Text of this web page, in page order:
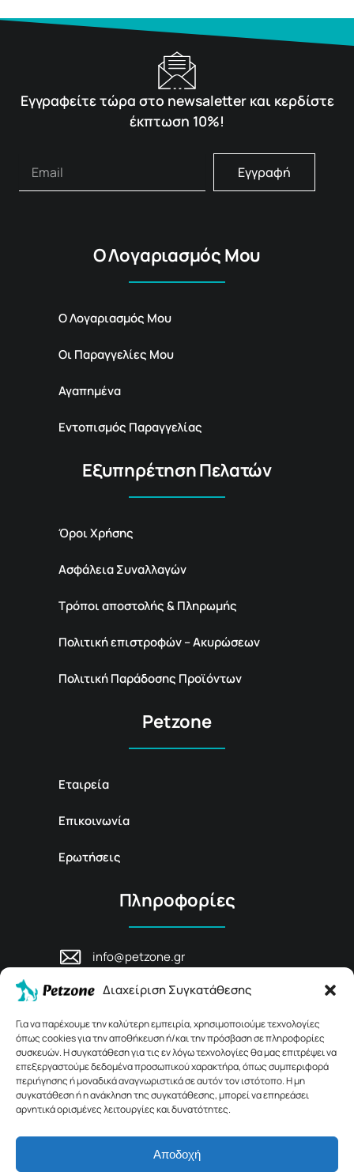
Διαχείριση Συγκατάθεσης
Για να παρέχουμε την καλύτερη εμπειρία, χρησιμοποιούμε τεχνολογίες
όπως cookies για την αποθήκευση ή/και την πρόσβαση σε πληροφορίες
συσκευών. Η συγκατάθεση για τις εν λόγω τεχνολογίες θα μας επιτρέψει να
επεξεργαστούμε δεδομένα προσωπικού χαρακτήρα, όπως συμπεριφορά
περιήγησης ή μοναδικά αναγνωριστικά σε αυτόν τον ιστότοπο. Η μη
συγκατάθεση ή η ανάκληση της συγκατάθεσης, μπορεί να επηρεάσει
αρνητικά ορισμένες λειτουργίες και δυνατότητες.
Αποδοχή
Εγγραφείτε τώρα στο newsaletter και κερδίστε
έκπτωση 10%!
Εγγραφή
Ο Λογαριασμός Μου
Ο Λογαριασμός Μου
Οι Παραγγελίες Μου
Αγαπημένα
Εντοπισμός Παραγγελίας
Εξυπηρέτηση Πελατών
Όροι Χρήσης
Ασφάλεια Συναλλαγών
Τρόποι αποστολής & Πληρωμής
Πολιτική επιστροφών – Ακυρώσεων
Πολιτική Παράδοσης Προϊόντων
Petzone
Εταιρεία
Επικοινωνία
Ερωτήσεις
Πληροφορίες
info@petzone.gr
Ρέθυμνο, Κρήτη
+30 28311 81456